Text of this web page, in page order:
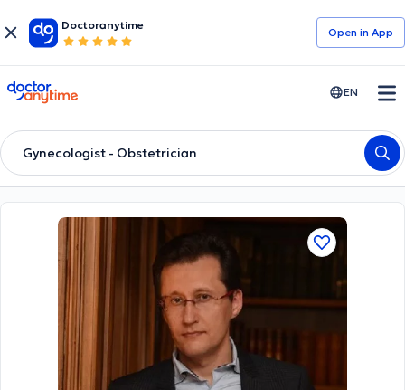
Doctoranytime
Open in Αpp
doctoranytime EN
Gynecologist - Obstetrician